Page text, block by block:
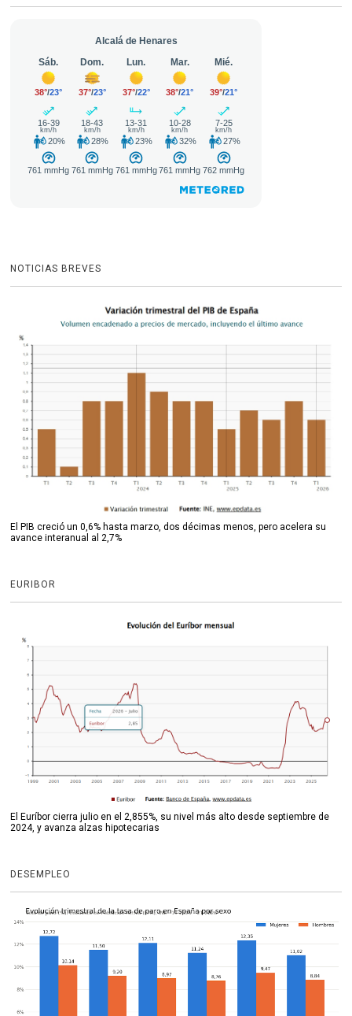
NOTICIAS BREVES
El PIB creció un 0,6% hasta marzo, dos décimas menos, pero acelera su
avance interanual al 2,7%
EURIBOR
El Euríbor cierra julio en el 2,855%, su nivel más alto desde septiembre de
2024, y avanza alzas hipotecarias
DESEMPLEO